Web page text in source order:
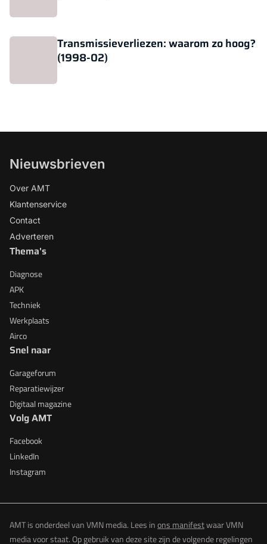
Transmissieverliezen: waarom zo hoog?
(1998-02)
Nieuwsbrieven
Over AMT
Klantenservice
Contact
Adverteren
Thema's
Diagnose
APK
Techniek
Werkplaats
Airco
Snel naar
Garageforum
Reparatiewijzer
Digitaal magazine
Volg AMT
Facebook
LinkedIn
Instagram
AMT is onderdeel van VMN media. Lees inons manifestwaar VMN
media voor staat. Op gebruik van deze site zijn de volgende regelingen